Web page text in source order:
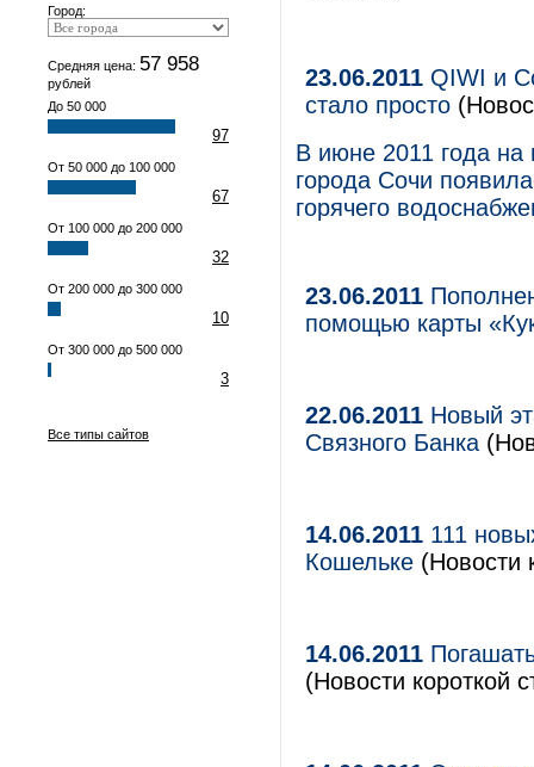
Город:
Средняя цена: 57 958
рублей
До 50 000
97
От 50 000 до 100 000
67
От 100 000 до 200 000
32
От 200 000 до 300 000
10
От 300 000 до 500 000
3
Все типы сайтов
23.06.2011 QIWI и
стало просто
В июне 2011 года на
города Сочи
горячего
23.06.2011
помощью карты
22.06.2011 Новый
Связного Банка
14.06.2011 111
Кошельке (Новости
14.06.2011
(Новости короткой